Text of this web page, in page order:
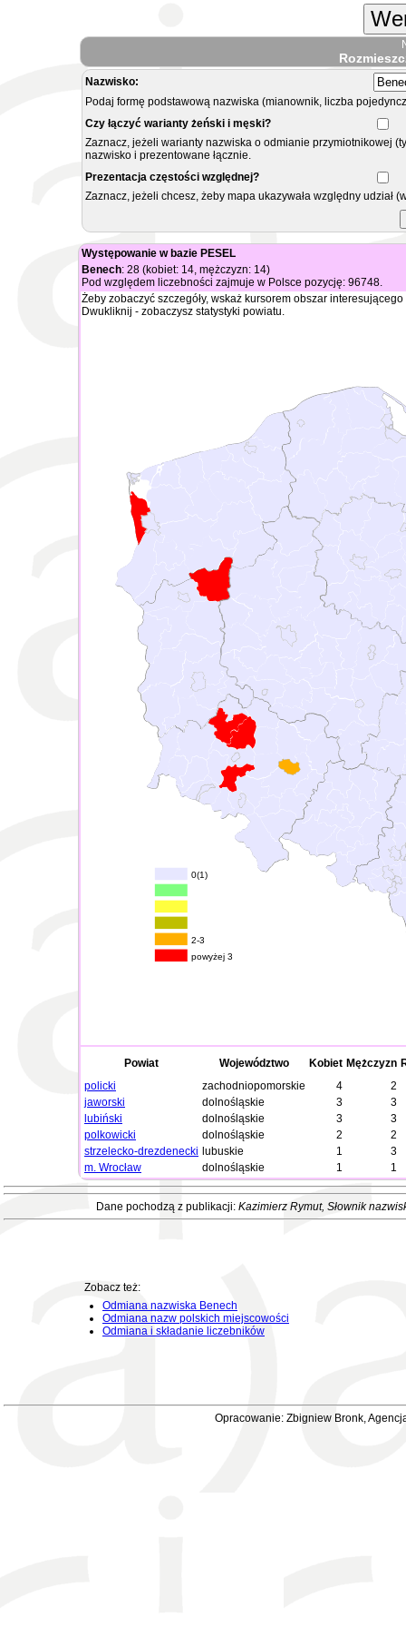
Nazwisko:
Podaj formę podstawową nazwiska (mianownik, liczba
Czy łączyć warianty żeński i męski?
Zaznacz, jeżeli warianty nazwiska o odmianie przymiotnikowej
nazwisko i prezentowane łącznie.
Prezentacja częstości względnej?
Zaznacz, jeżeli chcesz, żeby mapa ukazywała względny
Występowanie w bazie PESEL
Benech: 28 (kobiet: 14, mężczyzn: 14)
Pod względem liczebności zajmuje w Polsce pozycję: 96748.
Żeby zobaczyć szczegóły, wskaż kursorem obszar
Dwukliknij - zobaczysz statystyki powiatu.
0(1)
2-3
powyżej 3
Powiat Województwo Kobiet Mężczyzn
policki
zachodniopomorskie 4
2
jaworski
dolnośląskie 3
3
lubiński
dolnośląskie 3
3
polkowicki
dolnośląskie 2
2
strzelecko-drezdenecki lubuskie 1
3
m. Wrocław
dolnośląskie 1 1
Dane pochodzą z publikacji: Kazimierz Rymut, Słownik
Zobacz też:
Odmiana nazwiska Benech
Odmiana nazw polskich miejscowości
Odmiana i składanie liczebników
Opracowanie: Zbigniew Bronk,